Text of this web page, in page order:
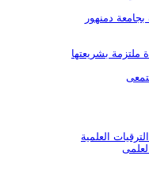
دمنهور
ملتزمة بشريعتها
العلمية